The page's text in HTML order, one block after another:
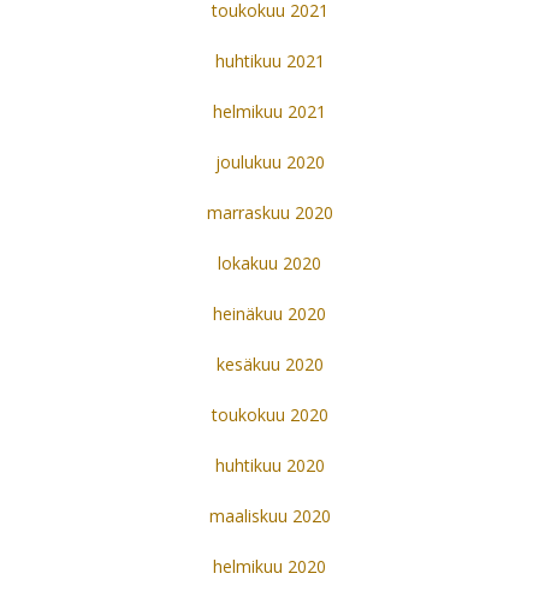
toukokuu 2021
huhtikuu 2021
helmikuu 2021
joulukuu 2020
marraskuu 2020
lokakuu 2020
heinäkuu 2020
kesäkuu 2020
toukokuu 2020
huhtikuu 2020
maaliskuu 2020
helmikuu 2020